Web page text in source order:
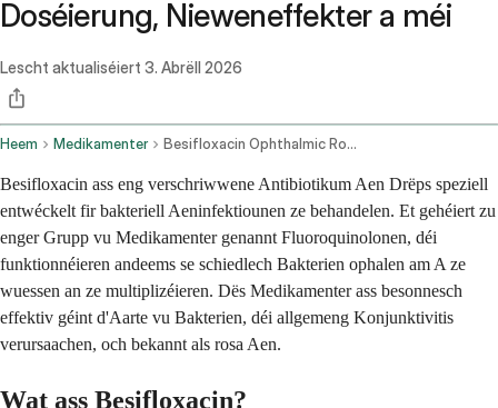
Doséierung, Nieweneffekter a méi
Lescht aktualiséiert 3. Abrëll 2026
Heem Medikamenter Besifloxacin Ophthalmic Route
Besifloxacin ass eng verschriwwene Antibiotikum Aen Drëps speziell
entwéckelt fir bakteriell Aeninfektiounen ze behandelen. Et gehéiert zu
enger Grupp vu Medikamenter genannt Fluoroquinolonen, déi
funktionnéieren andeems se schiedlech Bakterien ophalen am A ze
wuessen an ze multiplizéieren. Dës Medikamenter ass besonnesch
effektiv géint d'Aarte vu Bakterien, déi allgemeng Konjunktivitis
verursaachen, och bekannt als rosa Aen.
Wat ass Besifloxacin?